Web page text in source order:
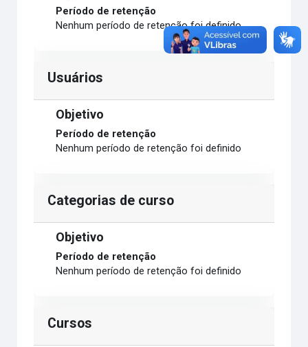
Período de retenção
Nenhum período de retenção foi definido
Usuários
Objetivo
Período de retenção
Nenhum período de retenção foi definido
Categorias de curso
Objetivo
Período de retenção
Nenhum período de retenção foi definido
Cursos